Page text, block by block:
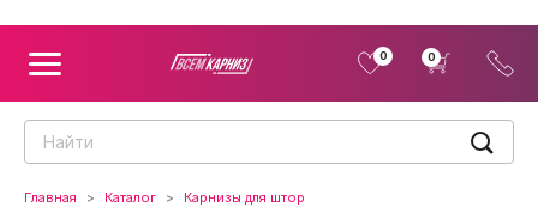
0 0
Главная Каталог
Карнизы для штор